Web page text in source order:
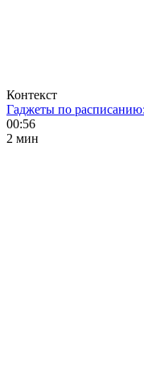
Контекст
Гаджеты по
00:56
2 мин